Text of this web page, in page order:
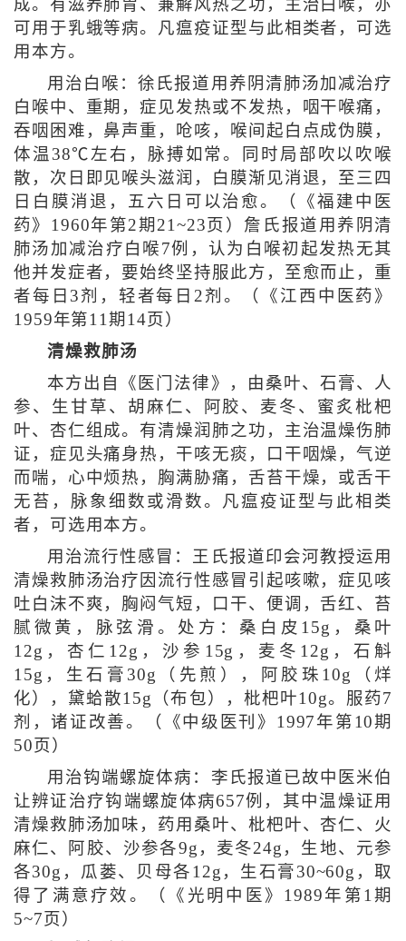
成。有滋养肺胃、兼解风热之功，主治白喉，亦
可用于乳蛾等病。凡瘟疫证型与此相类者，可选
用本方。
用治白喉：徐氏报道用养阴清肺汤加减治疗
白喉中、重期，症见发热或不发热，咽干喉痛，
吞咽困难，鼻声重，呛咳，喉间起白点成伪膜，
体温38℃左右，脉搏如常。同时局部吹以吹喉
散，次日即见喉头滋润，白膜渐见消退，至三四
日白膜消退，五六日可以治愈。（《福建中医
药》1960年第2期21~23页）詹氏报道用养阴清
肺汤加减治疗白喉7例，认为白喉初起发热无其
他并发症者，要始终坚持服此方，至愈而止，重
者每日3剂，轻者每日2剂。（《江西中医药》
1959年第11期14页）
清燥救肺汤
本方出自《医门法律》，由桑叶、石膏、人
参、生甘草、胡麻仁、阿胶、麦冬、蜜炙枇杷
叶、杏仁组成。有清燥润肺之功，主治温燥伤肺
证，症见头痛身热，干咳无痰，口干咽燥，气逆
而喘，心中烦热，胸满胁痛，舌苔干燥，或舌干
无苔，脉象细数或滑数。凡瘟疫证型与此相类
者，可选用本方。
用治流行性感冒：王氏报道印会河教授运用
清燥救肺汤治疗因流行性感冒引起咳嗽，症见咳
吐白沫不爽，胸闷气短，口干、便调，舌红、苔
腻微黄，脉弦滑。处方：桑白皮15g，桑叶
12g，杏仁12g，沙参15g，麦冬12g，石斛
15g，生石膏30g（先煎），阿胶珠10g（烊
化），黛蛤散15g（布包），枇杷叶10g。服药7
剂，诸证改善。（《中级医刊》1997年第10期
50页）
用治钩端螺旋体病：李氏报道已故中医米伯
让辨证治疗钩端螺旋体病657例，其中温燥证用
清燥救肺汤加味，药用桑叶、枇杷叶、杏仁、火
麻仁、阿胶、沙参各9g，麦冬24g，生地、元参
各30g，瓜蒌、贝母各12g，生石膏30~60g，取
得了满意疗效。（《光明中医》1989年第1期
5~7页）